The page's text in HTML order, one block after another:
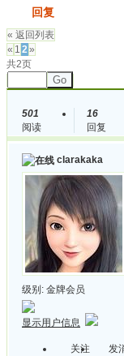
回复
« 返回列表
« 1 2»
共2页
Go
501
阅读
16
回复
clarakaka
级别: 金牌会员
显示用户信息
关注
发